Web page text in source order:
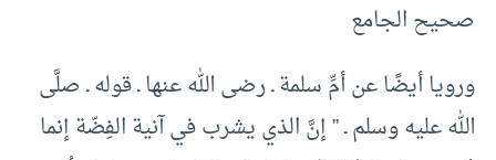
صحيح الجامع
ورويا أيضًا عن أمِّ سلمة ـ رضى الله عنها ـ قوله ـ صلَّى
الله عليه وسلم ـ ” إنَّ الذي يشرب في آنية الفِضّة إنما